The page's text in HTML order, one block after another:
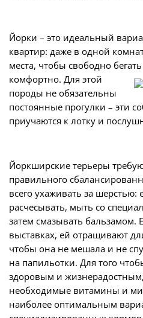
Йорки – это идеальный
квартир: даже в одной
места, чтобы свободно
комфортно. Для этой
породы не обязательны
постоянные прогулки – эти
приучаются к лотку и
Йоркширские терьеры
правильного
всего ухаживать за шерстью:
расчесывать, мыть со
затем смазывать бальзамом.
выставках, ей отращивают
чтобы она не мешала и не
на папильотки. Для того
здоровым и
необходимые витамины и
наиболее оптимальным